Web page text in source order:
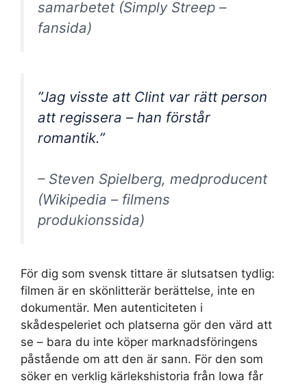
samarbetet (Simply Streep –
fansida)
”Jag visste att Clint var rätt person
att regissera – han förstår
romantik.”
– Steven Spielberg, medproducent
(Wikipedia – filmens
produkionssida)
För dig som svensk tittare är slutsatsen tydlig:
filmen är en skönlitterär berättelse, inte en
dokumentär. Men autenticiteten i
skådespeleriet och platserna gör den värd att
se – bara du inte köper marknadsföringens
påstående om att den är sann. För den som
söker en verklig kärlekshistoria från Iowa får